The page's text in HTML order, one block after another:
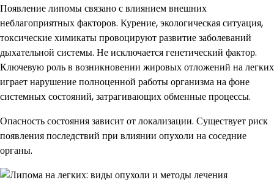
Появление липомы связано с влиянием внешних
неблагоприятных факторов. Курение, экологическая ситуация,
токсические химикаты провоцируют развитие заболеваний
дыхательной системы. Не исключается генетический фактор.
Ключевую роль в возникновении жировых отложений на легких
играет нарушение полноценной работы организма на фоне
системных состояний, затрагивающих обменные процессы.
Опасность состояния зависит от локализации. Существует риск
появления последствий при влиянии опухоли на соседние
органы.